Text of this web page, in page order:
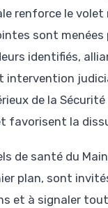
renforce le volet
sont menées
identifiés,
intervention
de la
favorisent la
de santé du
plan, sont
et à signaler